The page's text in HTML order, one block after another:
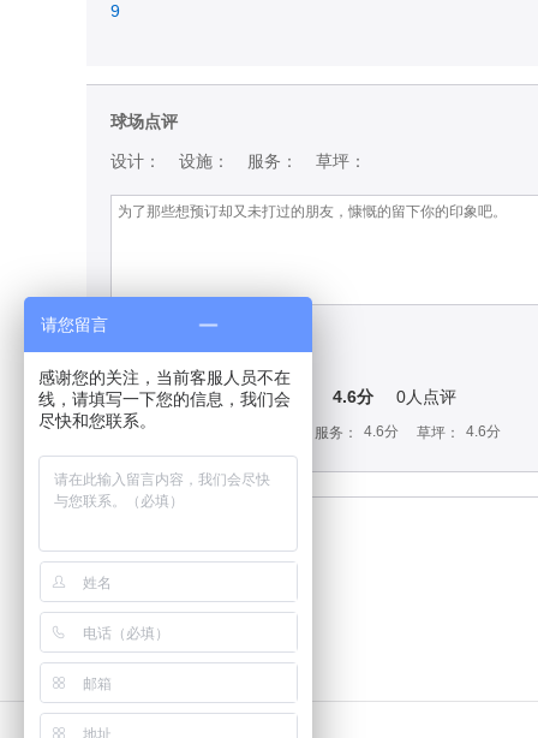
9
球场点评
设计： 设施： 服务： 草坪：
球场评分： 4.6分 0人点评
设计： 服务： 4.6分 草坪： 4.6分
请您留言
感谢您的关注，当前客服人员不在
线，请填写一下您的信息，我们会
尽快和您联系。